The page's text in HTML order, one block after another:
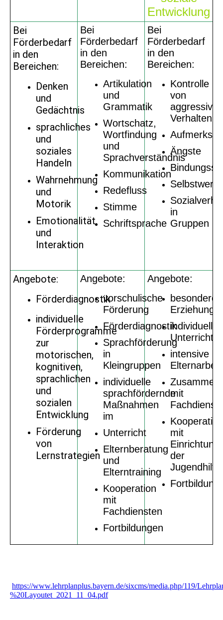
Entwicklung
Bei
Förderbedarf
in den
Bereichen:
Denken
und
Gedächtnis
sprachliches
und
soziales
Handeln
Wahrnehmung
und
Motorik
Emotionalität
und
Interaktion
Bei
Förderbedarf
in den
Bereichen:
Artikulation
und
Grammatik
Wortschatz,
Wortfindung
und
Sprachverständnis
Kommunikation
Redefluss
Stimme
Schriftsprache
Bei
Förderbedarf
in den
Bereichen:
Kontrolle
von
Verhalten
Ängste
in
Gruppen
Angebote:
Förderdiagnostik
individuelle
Förderprogramme
zur
motorischen,
kognitiven,
sprachlichen
und
sozialen
Entwicklung
Förderung
von
Lernstrategien
Angebote:
vorschulische
Förderung
Förderdiagnostik
Sprachförderung
in
Kleingruppen
individuelle
sprachfördernde
Maßnahmen
im
Unterricht
Elternberatung
und
Elterntraining
Kooperation
mit
Fachdiensten
Fortbildungen
Angebote:
besonderes
individuelle
intensive
Elternarbeit
mit
Kooperation
mit
der
Jugendhilfe
https://www.lehrplanplus.bayern.de/sixcms/media.php/119/
%20Layoutet_2021_11_04.pdf